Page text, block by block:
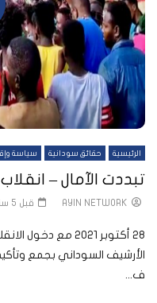
الرئيسية حقائق سودانية سياسة
تبددت الآمال –
AYIN NETWORK قبل 5 سنوات
28 أكتوبر 2021 مع
الأرشيف السوداني بجمع
ف...